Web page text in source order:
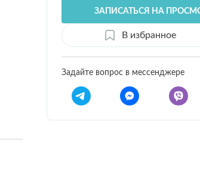
ЗАПИСАТЬСЯ НА
В избранное
Задайте вопрос в мессенджере